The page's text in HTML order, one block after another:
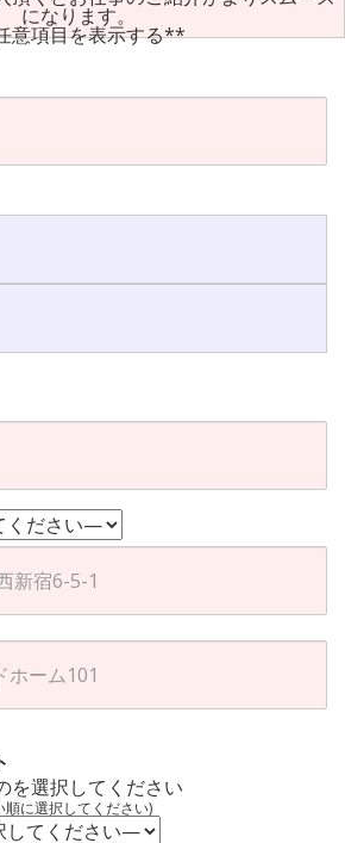
になります。
意項目を表示する**
を選択してください
に選択してください)